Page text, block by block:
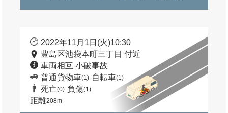
2022年11月1日(火)10:30
豊島区池袋本町三丁目 付近
車両相互 小破事故
普通貨物車(1) 自転車(1)
死亡(0) 負傷(1)
距離208m